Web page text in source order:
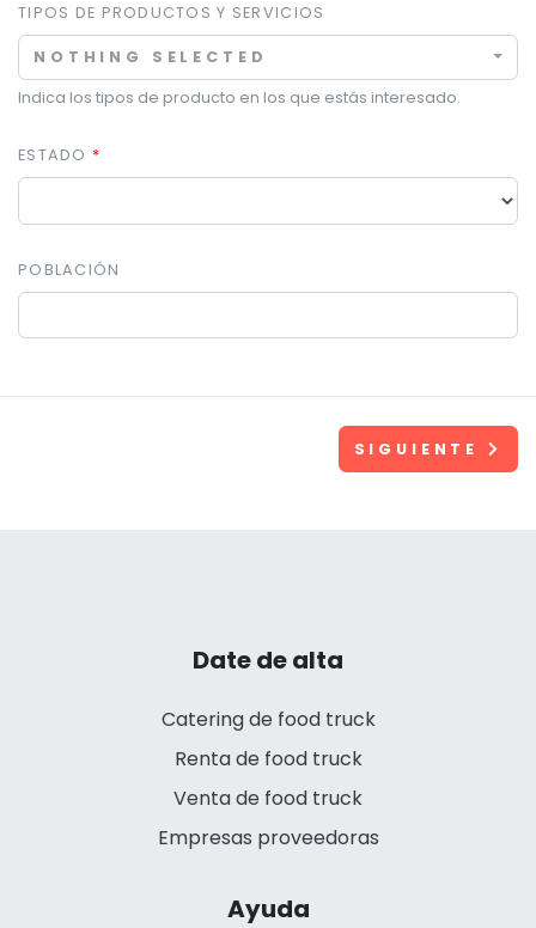
TIPOS DE PRODUCTOS Y SERVICIOS
NOTHING SELECTED
Indica los tipos de producto en los que estás interesado.
ESTADO
POBLACIÓN
SIGUIENTE
Date de alta
Catering de food truck
Renta de food truck
Venta de food truck
Empresas proveedoras
Ayuda